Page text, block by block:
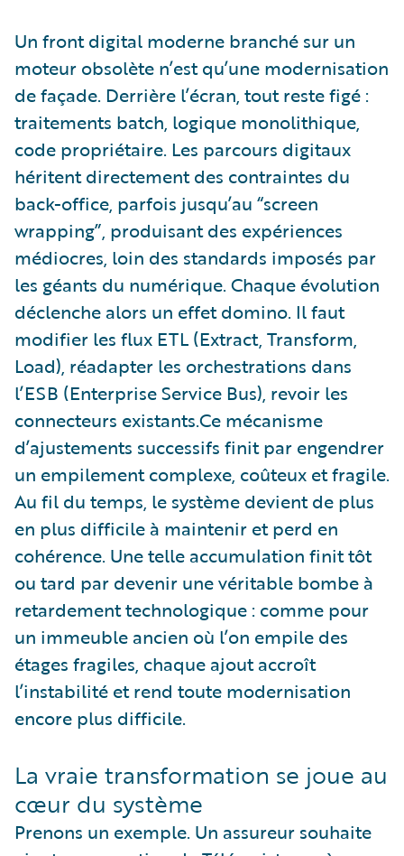
Un front digital moderne branché sur un
moteur obsolète n’est qu’une modernisation
de façade. Derrière l’écran, tout reste figé :
traitements batch, logique monolithique,
code propriétaire. Les parcours digitaux
héritent directement des contraintes du
back-office, parfois jusqu’au “screen
wrapping”, produisant des expériences
médiocres, loin des standards imposés par
les géants du numérique. Chaque évolution
déclenche alors un effet domino. Il faut
modifier les flux ETL (Extract, Transform,
Load), réadapter les orchestrations dans
l’ESB (Enterprise Service Bus), revoir les
connecteurs existants.Ce mécanisme
d’ajustements successifs finit par engendrer
un empilement complexe, coûteux et fragile.
Au fil du temps, le système devient de plus
en plus difficile à maintenir et perd en
cohérence. Une telle accumulation finit tôt
ou tard par devenir une véritable bombe à
retardement technologique : comme pour
un immeuble ancien où l’on empile des
étages fragiles, chaque ajout accroît
l’instabilité et rend toute modernisation
encore plus difficile.
La vraie transformation se joue au
cœur du système
Prenons un exemple. Un assureur souhaite